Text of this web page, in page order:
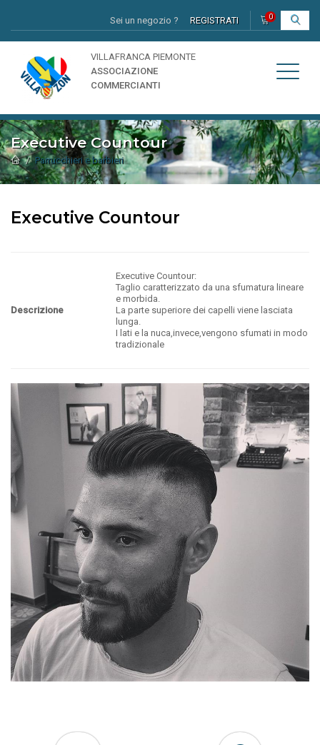
Sei un negozio ? REGISTRATI 0
VILLAFRANCA PIEMONTE
ASSOCIAZIONE
COMMERCIANTI
Executive Countour
Parrucchieri e barbieri
Executive Countour
Descrizione
Executive Countour:
Taglio caratterizzato da una sfumatura lineare
e morbida.
La parte superiore dei capelli viene lasciata
lunga.
I lati e la nuca,invece,vengono sfumati in modo
tradizionale